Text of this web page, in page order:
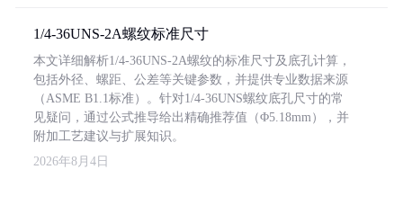
1/4-36UNS-2A螺纹标准尺寸
本文详细解析1/4-36UNS-2A螺纹的标准尺寸及底孔计算，
包括外径、螺距、公差等关键参数，并提供专业数据来源
（ASME B1.1标准）。针对1/4-36UNS螺纹底孔尺寸的常
见疑问，通过公式推导给出精确推荐值（Φ5.18mm），并
附加工艺建议与扩展知识。
2026年8月4日